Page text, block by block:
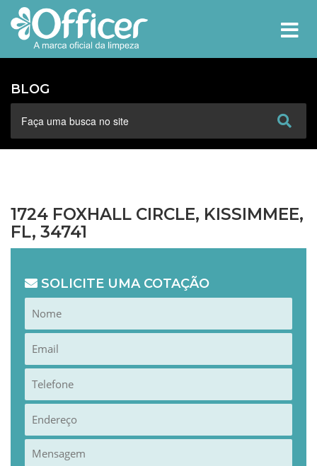
BLOG
1724 FOXHALL CIRCLE, KISSIMMEE,
FL, 34741
SOLICITE UMA COTAÇÃO